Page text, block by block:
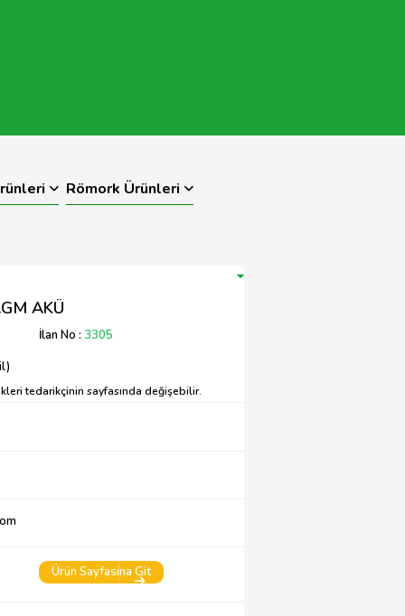
Römork Ürünleri
AKÜ
İlan No : 3305
tedarikçinin sayfasında değişebilir.
Ürün Sayfasina Git